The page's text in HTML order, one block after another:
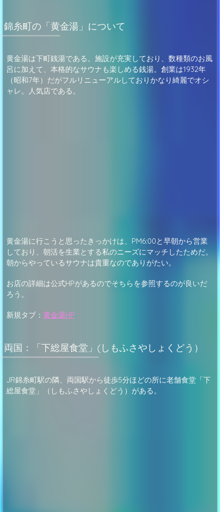
錦糸町の「黄金湯」について
黄金湯は下町銭湯である。施設が充実しており、数種類のお風
呂に加えて、本格的なサウナも楽しめる銭湯。創業は1932年
（昭和7年）だがフルリニューアルしておりかなり綺麗でオシ
ャレ。人気店である。
黄金湯に行こうと思ったきっかけは、PM6:00と早朝から営業
しており、朝活を生業とする私のニーズにマッチしたためだ。
朝からやっているサウナは貴重なのでありがたい。
お店の詳細は公式HPがあるのでそちらを参照するのが良いだ
ろう。
新規タブ： 黄金湯HP
両国：「下総屋食堂」(しもふさやしょくどう）
JR錦糸町駅の隣、両国駅から徒歩5分ほどの所に老舗食堂「下
総屋食堂」（しもふさやしょくどう）がある。